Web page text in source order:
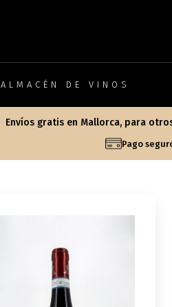
ALMACÉN DE VINOS
Envíos gratis en Mallorca, para
Pago